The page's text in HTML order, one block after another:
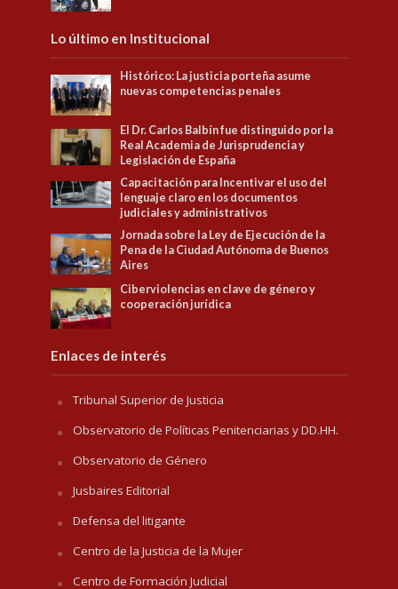
Lo último en Institucional
Histórico: La justicia porteña asume
nuevas competencias penales
El Dr. Carlos Balbín fue distinguido por la
Real Academia de Jurisprudencia y
Legislación de España
Capacitación para Incentivar el uso del
lenguaje claro en los documentos
judiciales y administrativos
Jornada sobre la Ley de Ejecución de la
Pena de la Ciudad Autónoma de Buenos
Aires
Ciberviolencias en clave de género y
cooperación jurídica
Enlaces de interés
Tribunal Superior de Justicia
Observatorio de Políticas Penitenciarias y DD.HH.
Observatorio de Género
Jusbaires Editorial
Defensa del litigante
Centro de la Justicia de la Mujer
Centro de Formación Judicial